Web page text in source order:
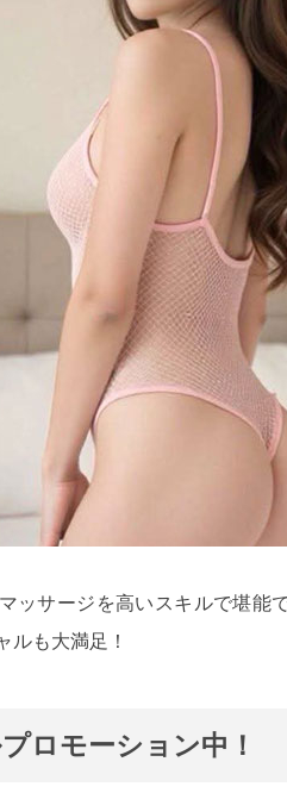
ッサージを高いスキルで堪能
ルも大満足！
ロモーション中！